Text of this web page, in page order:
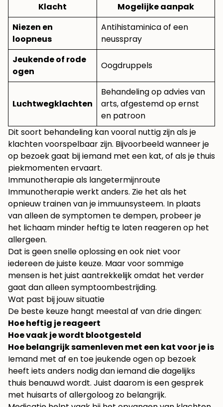
Klacht
Mogelijke aanpak
Niezen en
loopneus
Antihistaminica of een
neusspray
Jeukende of rode
ogen
Oogdruppels
Luchtwegklachten
Behandeling op advies van
arts, afgestemd op ernst
en patroon
Dit soort behandeling kan vooral nuttig zijn als je
klachten voorspelbaar zijn. Bijvoorbeeld wanneer je
op bezoek gaat bij iemand met een kat, of als je thuis
piekmomenten ervaart.
Immunotherapie als langetermijnroute
Immunotherapie werkt anders. Zie het als het
opnieuw trainen van je immuunsysteem. In plaats
van alleen de symptomen te dempen, probeer je
het lichaam minder heftig te laten reageren op het
allergeen.
Dat is geen snelle oplossing en ook niet voor
iedereen de juiste keuze. Maar voor sommige
mensen is het juist aantrekkelijk omdat het verder
gaat dan alleen symptoombestrijding.
Wat past bij jouw situatie
De beste keuze hangt meestal af van drie dingen:
Hoe heftig je reageert
Hoe vaak je wordt blootgesteld
Hoe belangrijk samenleven met een kat voor je is
Iemand met af en toe jeukende ogen op bezoek
heeft iets anders nodig dan iemand die dagelijks
thuis benauwd wordt. Juist daarom is een gesprek
met huisarts of allergoloog zo belangrijk.